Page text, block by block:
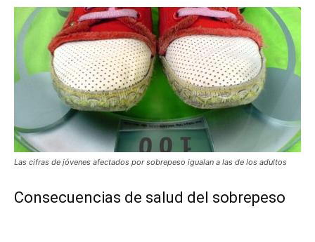
Las cifras de jóvenes afectados por sobrepeso igualan a las de los adultos
Consecuencias de salud del sobrepeso